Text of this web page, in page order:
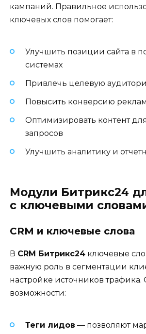
кампаний. Правильное
ключевых слов помогает:
Улучшить позиции сайта в
системах
Привлечь целевую
Повысить конверсию
Оптимизировать контент
запросов
Улучшить аналитику и
Модули Битрикс24
с ключевыми
CRM и ключевые слова
В CRM Битрикс24 ключевые
важную роль в сегментации
настройке источников
возможности:
Теги лидов — позволяют